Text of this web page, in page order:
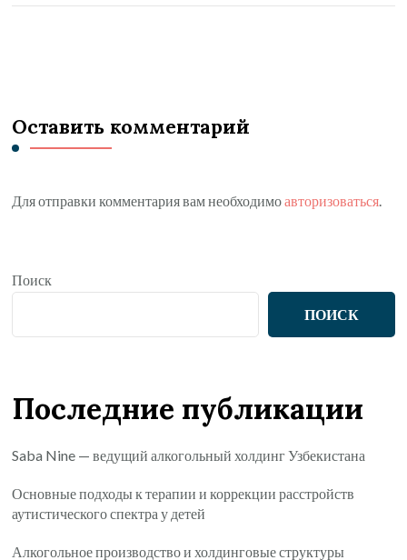
Оставить комментарий
Для отправки комментария вам необходимоавторизоваться.
Поиск
ПОИСК
Последние публикации
Saba Nine — ведущий алкогольный холдинг Узбекистана
Основные подходы к терапии и коррекции расстройств
аутистического спектра у детей
Алкогольное производство и холдинговые структуры